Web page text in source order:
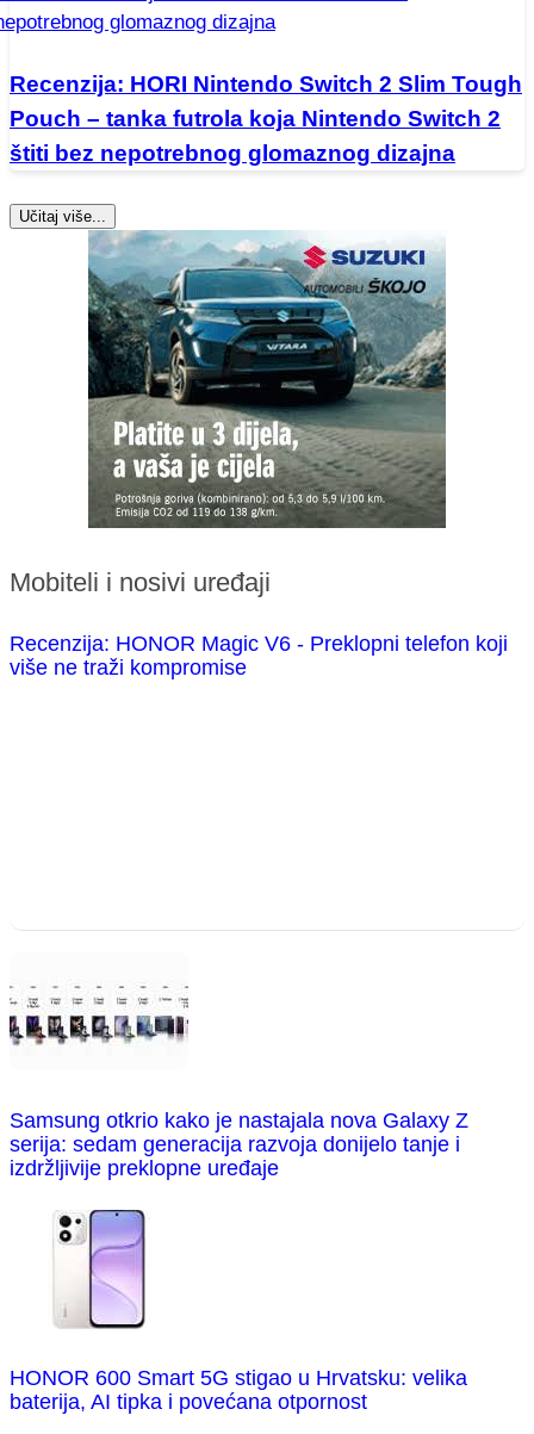
Recenzija: HORI Nintendo Switch 2 Slim Tough
Pouch – tanka futrola koja Nintendo Switch 2
štiti bez nepotrebnog glomaznog dizajna
Učitaj više...
Mobiteli i nosivi uređaji
Recenzija: HONOR Magic V6 - Preklopni telefon koji
više ne traži kompromise
Samsung otkrio kako je nastajala nova Galaxy Z
serija: sedam generacija razvoja donijelo tanje i
izdržljivije preklopne uređaje
HONOR 600 Smart 5G stigao u Hrvatsku: velika
baterija, AI tipka i povećana otpornost